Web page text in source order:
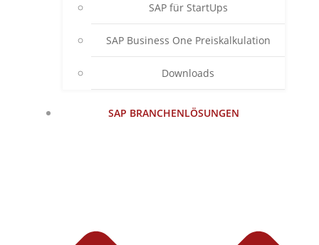
SAP für StartUps
SAP Business One Preiskalkulation
Downloads
SAP BRANCHENLÖSUNGEN